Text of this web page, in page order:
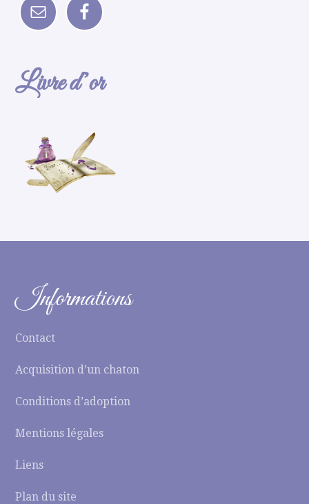
Livre d’or
Informations
Contact
Acquisition d’un chaton
Conditions d’adoption
Mentions légales
Liens
Plan du site